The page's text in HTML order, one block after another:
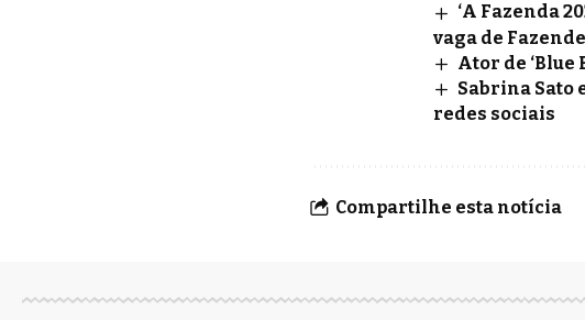
‘A Fazenda
vaga de
Ator de ‘Blue
Sabrina Sato
redes sociais
Compartilhe esta notícia